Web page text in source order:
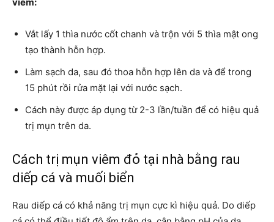
Vắt lấy 1 thìa nước cốt chanh và trộn với 5 thìa mật ong
tạo thành hỗn hợp.
Làm sạch da, sau đó thoa hỗn hợp lên da và để trong
15 phút rồi rửa mặt lại với nước sạch.
Cách này được áp dụng từ 2-3 lần/tuần để có hiệu quả
trị mụn trên da.
Cách trị mụn viêm đỏ tại nhà bằng rau
diếp cá và muối biển
Rau diếp cá có khả năng trị mụn cực kì hiệu quả. Do diếp